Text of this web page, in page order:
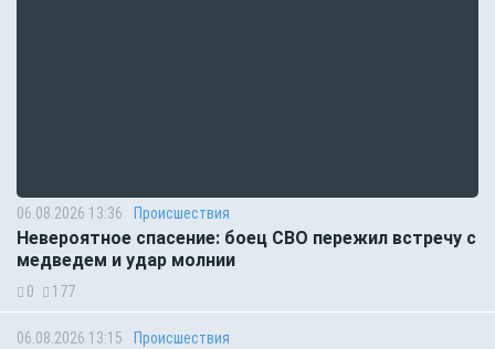
06.08.2026 13:36 Происшествия
Невероятное спасение: боец СВО пережил встречу с
медведем и удар молнии
0 177
06.08.2026 13:15 Происшествия